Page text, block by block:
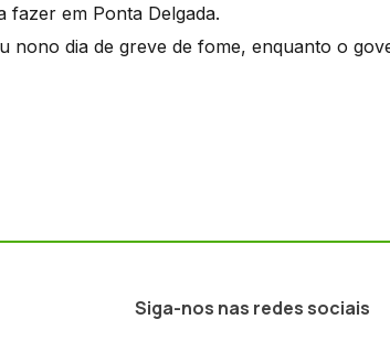
fazer em Ponta Delgada.
nono dia de greve de fome, enquanto o
Siga-nos nas redes sociais